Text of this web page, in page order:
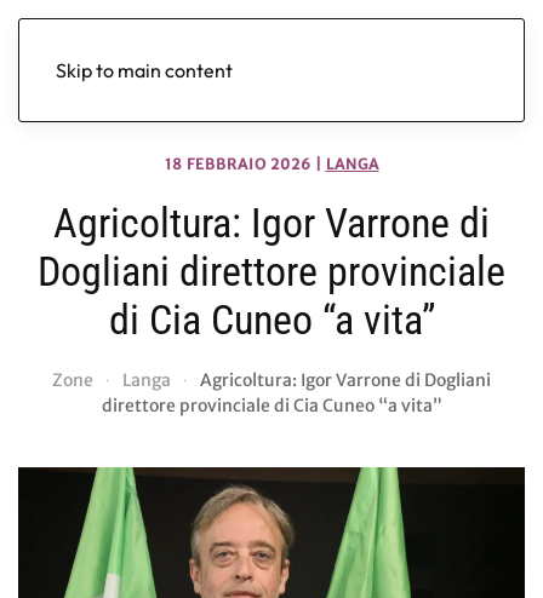
Skip to main content
18 FEBBRAIO 2026 LANGA
Agricoltura: Igor Varrone di
Dogliani direttore provinciale
di Cia Cuneo “a vita”
Zone Langa
Agricoltura: Igor Varrone di Dogliani
direttore provinciale di Cia Cuneo “a vita”